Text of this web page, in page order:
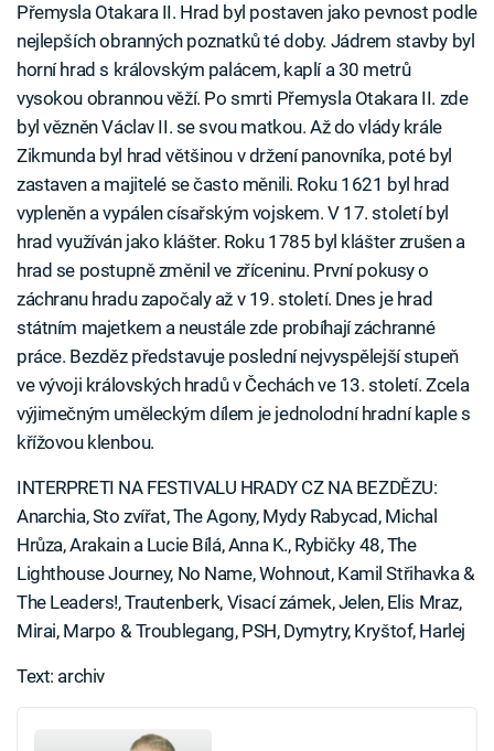
Přemysla Otakara II. Hrad byl postaven jako pevnost podle
nejlepších obranných poznatků té doby. Jádrem stavby byl
horní hrad s královským palácem, kaplí a 30 metrů
vysokou obrannou věží. Po smrti Přemysla Otakara II. zde
byl vězněn Václav II. se svou matkou. Až do vlády krále
Zikmunda byl hrad většinou v držení panovníka, poté byl
zastaven a majitelé se často měnili. Roku 1621 byl hrad
vypleněn a vypálen císařským vojskem. V 17. století byl
hrad využíván jako klášter. Roku 1785 byl klášter zrušen a
hrad se postupně změnil ve zříceninu. První pokusy o
záchranu hradu započaly až v 19. století. Dnes je hrad
státním majetkem a neustále zde probíhají záchranné
práce. Bezděz představuje poslední nejvyspělejší stupeň
ve vývoji královských hradů v Čechách ve 13. století. Zcela
výjimečným uměleckým dílem je jednolodní hradní kaple s
křížovou klenbou.
INTERPRETI NA FESTIVALU HRADY CZ NA BEZDĚZU:
Anarchia, Sto zvířat, The Agony, Mydy Rabycad, Michal
Hrůza, Arakain a Lucie Bílá, Anna K., Rybičky 48, The
Lighthouse Journey, No Name, Wohnout, Kamil Střihavka &
The Leaders!, Trautenberk, Visací zámek, Jelen, Elis Mraz,
Mirai, Marpo & Troublegang, PSH, Dymytry, Kryštof, Harlej
Text: archiv